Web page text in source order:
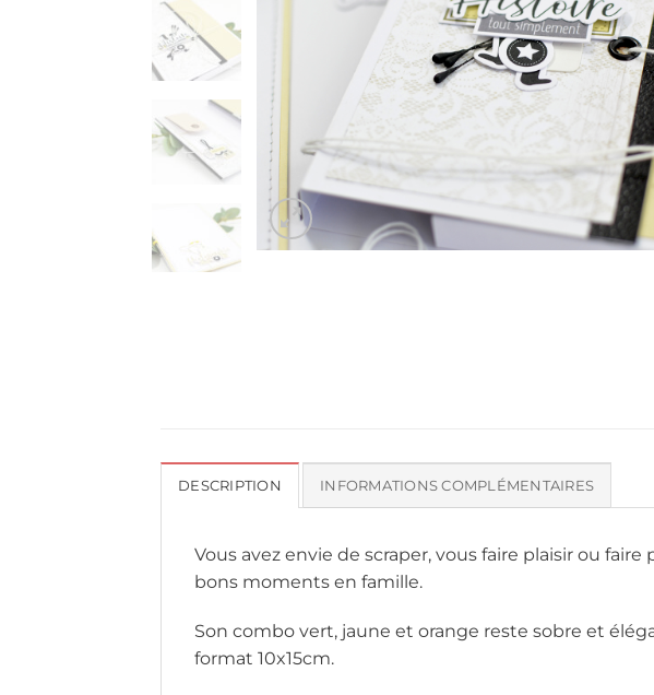
DESCRIPTION INFORMATIONS COMPLÉMENTAIRES
Vous avez envie de scraper, vous faire plaisir ou
bons moments en famille.
Son combo vert, jaune et orange reste sobre et
format 10x15cm.